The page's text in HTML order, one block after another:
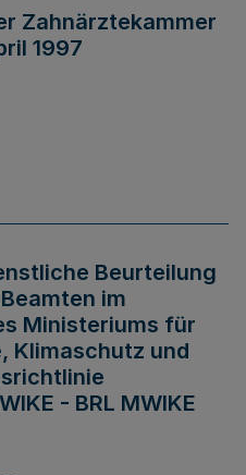
Zahnärztekammer
1997
Beurteilung
im
Ministeriums für
Klimaschutz und
- BRL MWIKE